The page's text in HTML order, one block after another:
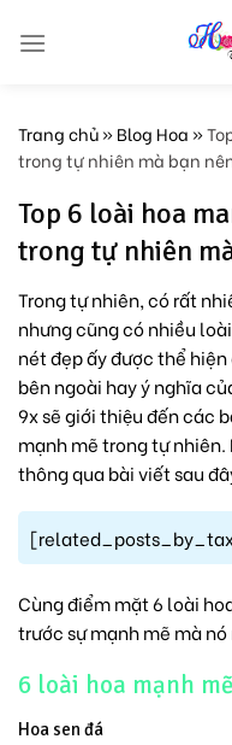
Trang chủ»Blog Hoa»
trong tự nhiên mà bạn
Top 6 loài hoa
trong tự nhiên
Trong tự nhiên, có rất
nhưng cũng có nhiều
nét đẹp ấy được thể
bên ngoài hay ý nghĩa
9x sẽ giới thiệu đến các
mạnh mẽ trong tự
thông qua bài viết sau
Cùng điểm mặt 6 loài
trước sự mạnh mẽ mà
6 loài hoa mạnh mẽ
Hoa sen đá